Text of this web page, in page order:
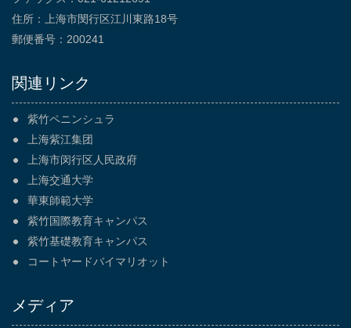
住所：上海市閔行区江川東路18号
郵便番号：200241
関連リンク
紫竹ペニンシュラ
上海紫江集团
上海市闵行区人民政府
上海交通大学
華東師範大学
紫竹国際教育キャンパス
紫竹基礎教育キャンパス
コートヤードバイマリオット
メディア